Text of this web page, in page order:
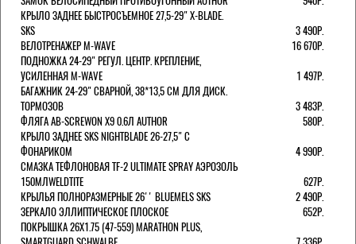
КРЫЛО ЗАДНЕЕ БЫСТРОСЪЕМНОЕ 27,5-29" X-BLADE.
SKS
3 490Р.
ВЕЛОТРЕНАЖЕР M-WAVE
16 670Р.
ПОДНОЖКА 24-29" РЕГУЛ. ЦЕНТР. КРЕПЛЕНИЕ,
УСИЛЕННАЯ M-WAVE
1 497Р.
БАГАЖНИК 24-29" СВАРНОЙ, 38*13,5 СМ ДЛЯ ДИСК.
ТОРМОЗОВ
3 483Р.
ФЛЯГА AB-SCREWON X9 0.6Л AUTHOR
580Р.
КРЫЛО ЗАДНЕЕ SKS NIGHTBLADE 26-27,5" С
ФОНАРИКОМ
4 990Р.
СМАЗКА ТЕФЛОНОВАЯ TF-2 ULTIMATE SPRAY АЭРОЗОЛЬ
150МЛWELDTITE
627Р.
КРЫЛЬЯ ПОЛНОРАЗМЕРНЫЕ 26'' BLUEMELS SKS
2 490Р.
ЗЕРКАЛО ЭЛЛИПТИЧЕСКОЕ ПЛОСКОЕ
652Р.
ПОКРЫШКА 26X1.75 (47-559) MARATHON PLUS,